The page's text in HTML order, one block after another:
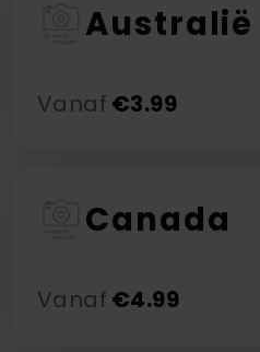
Australië
Vanaf €3.99
Canada
Vanaf €4.99